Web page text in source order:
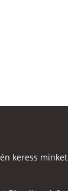
keress minket